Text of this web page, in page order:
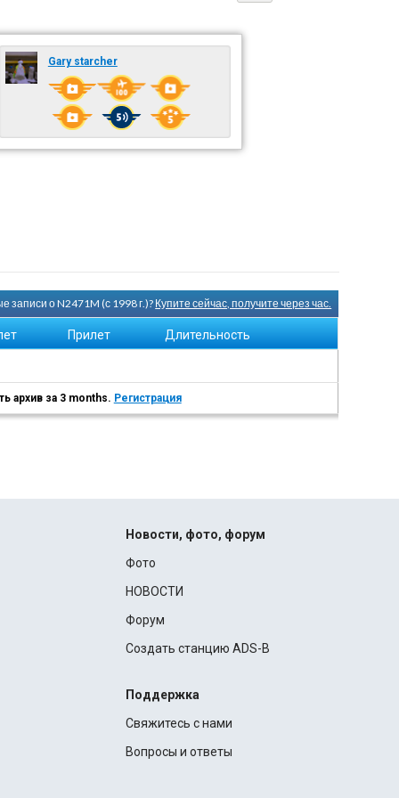
Gary starcher
записи о N2471M (с 1998 г.)? Купите сейчас, получите через час.
Прилет Длительность
архив за 3 months. Регистрация
Новости, фото, форум
Фото
НОВОСТИ
Форум
Создать станцию ADS-B
Поддержка
Свяжитесь с нами
Вопросы и ответы